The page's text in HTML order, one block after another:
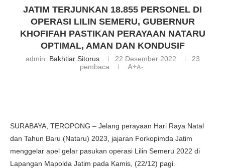
JATIM TERJUNKAN 18.855 PERSONEL DI
OPERASI LILIN SEMERU, GUBERNUR
KHOFIFAH PASTIKAN PERAYAAN NATARU
OPTIMAL, AMAN DAN KONDUSIF
admin: Bakhtiar Sitorus 22 Desember 2022
23
pembaca
A+A-
SURABAYA, TEROPONG – Jelang perayaan Hari Raya Natal
dan Tahun Baru (Nataru) 2023, jajaran Forkopimda Jatim
menggelar apel gelar pasukan operasi Lilin Semeru 2022 di
Lapangan Mapolda Jatim pada Kamis, (22/12) pagi.